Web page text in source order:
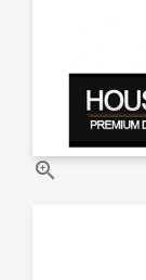
